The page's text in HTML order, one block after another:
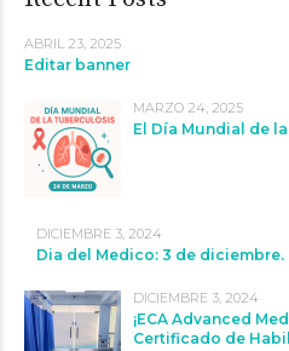
ABRIL 23, 2025
Editar banner
MARZO 24, 2025
El Día Mundial de
DICIEMBRE 3, 2024
Dia del Medico: 3 de diciembre.
DICIEMBRE 3, 2024
¡ECA Advanced
Certificado de